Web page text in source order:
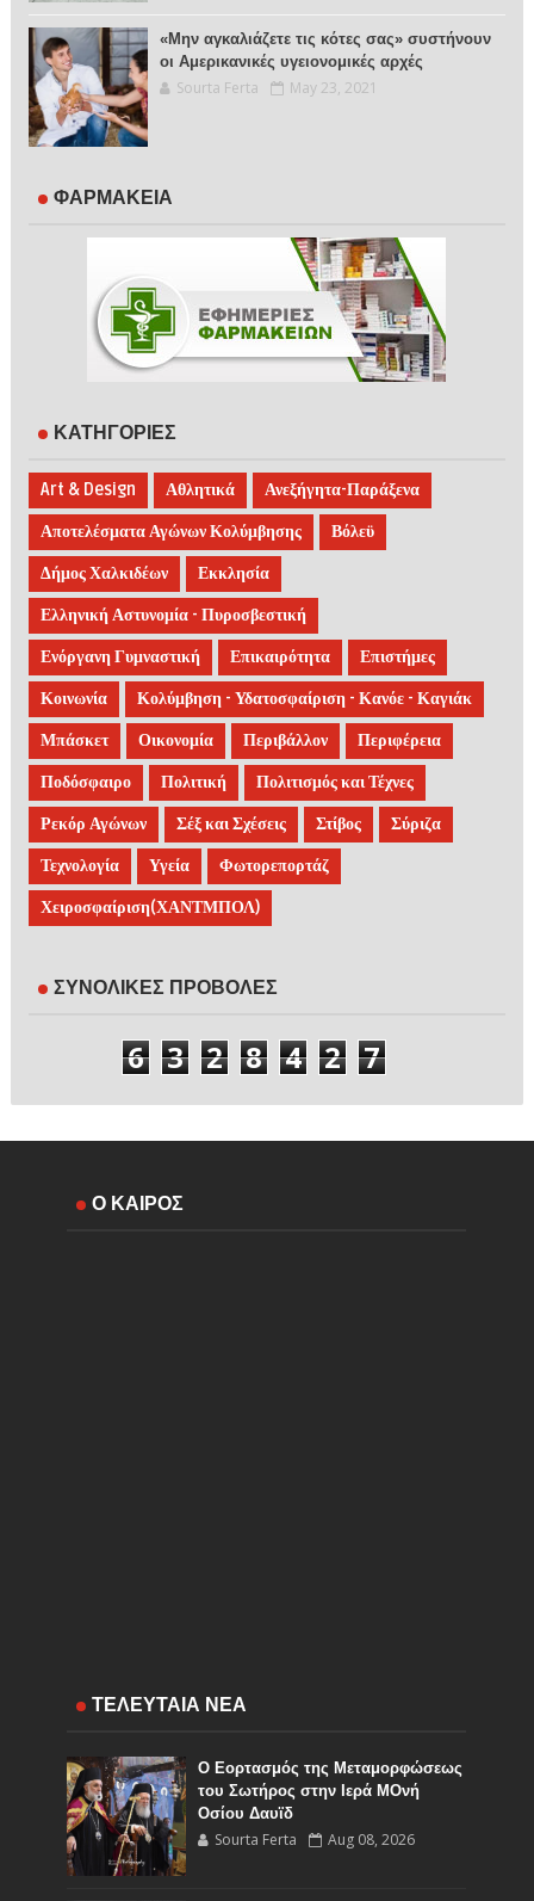
«Μην αγκαλιάζετε τις κότες σας» συστήνουν
οι Αμερικανικές υγειονομικές αρχές
Sourta Ferta May 23, 2021
ΦΑΡΜΑΚΕΙΑ
ΚΑΤΗΓΟΡΙΕΣ
Art & Design Αθλητικά Ανεξήγητα-Παράξενα
Αποτελέσματα Αγώνων Κολύμβησης Βόλεϋ
Δήμος Χαλκιδέων Εκκλησία
Ελληνική Αστυνομία - Πυροσβεστική
Ενόργανη Γυμναστική Επικαιρότητα Επιστήμες
Κοινωνία Κολύμβηση - Υδατοσφαίριση - Κανόε - Καγιάκ
Μπάσκετ Οικονομία Περιβάλλον Περιφέρεια
Ποδόσφαιρο Πολιτική Πολιτισμός και Τέχνες
Ρεκόρ Αγώνων Σέξ και Σχέσεις Στίβος Σύριζα
Τεχνολογία Υγεία Φωτορεπορτάζ
Χειροσφαίριση(ΧΑΝΤΜΠΟΛ)
ΣΥΝΟΛΙΚΕΣ ΠΡΟΒΟΛΕΣ
6 3 2 8 4 2 7
Ο ΚΑΙΡΟΣ
ΤΕΛΕΥΤΑΙΑ ΝΕΑ
Ο Εορτασμός της Μεταμορφώσεως
του Σωτήρος στην Ιερά ΜΟνή
Οσίου Δαυϊδ
Sourta Ferta Aug 08, 2026